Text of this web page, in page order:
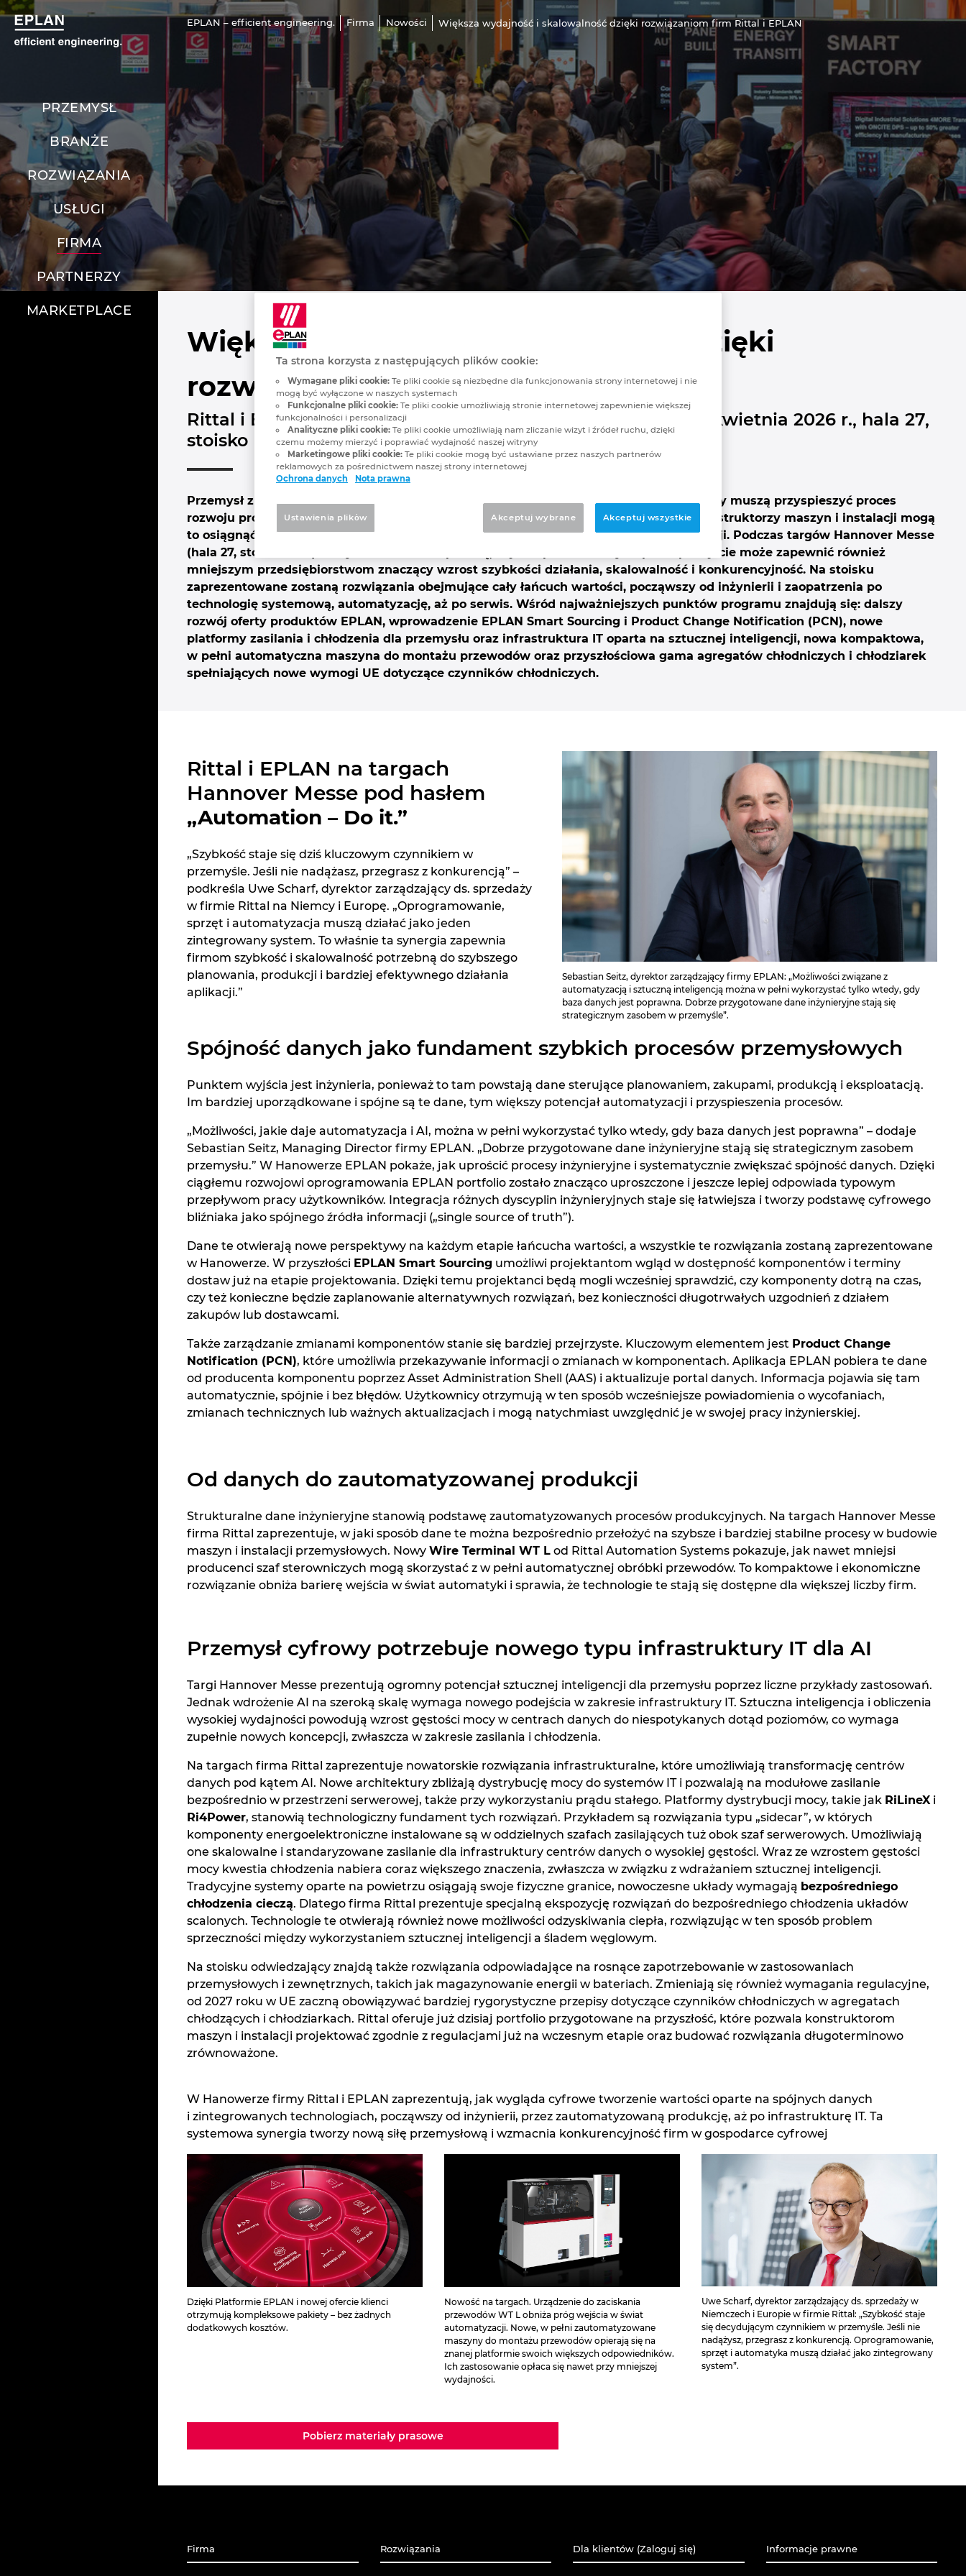
EPLAN – efficient engineering. Firma Nowości Większa wydajność i skalowalność dzięki rozwiązaniom firm Rittal i EPLAN
PRZEMYSŁ
BRANŻE
ROZWIĄZANIA
USŁUGI
FIRMA
PARTNERZY
MARKETPLACE
Większa wydajność i skalowalność dzięki
rozwiązaniom firm Rittal i EPLAN
Rittal i EPLAN na targach Hannover Messe w dniach 20–24 kwietnia 2026 r., hala 27,
stoisko D50.
Przemysł znajduje się dzisiaj pod ogromną presją. Aby utrzymać konkurencyjność, firmy muszą przyspieszyć proces
rozwoju produktów, obniżyć koszty produkcji i zapewnić wyraźną wartość dodaną. Konstruktorzy maszyn i instalacji mogą
to osiągnąć dzięki inteligentnemu połączeniu oprogramowania, , sprzętu i automatyzacji. Podczas targów Hannover Messe
(hala 27, stoisko D50) firmy Rittal i EPLAN pokażą, w jaki sposób to trzyetapowe podejście może zapewnić również
mniejszym przedsiębiorstwom znaczący wzrost szybkości działania, skalowalność i konkurencyjność. Na stoisku
zaprezentowane zostaną rozwiązania obejmujące cały łańcuch wartości, począwszy od inżynierii i zaopatrzenia po
technologię systemową, automatyzację, aż po serwis. Wśród najważniejszych punktów programu znajdują się: dalszy
rozwój oferty produktów EPLAN, wprowadzenie EPLAN Smart Sourcing i Product Change Notification (PCN), nowe
platformy zasilania i chłodzenia dla przemysłu oraz infrastruktura IT oparta na sztucznej inteligencji, nowa kompaktowa,
w pełni automatyczna maszyna do montażu przewodów oraz przyszłościowa gama agregatów chłodniczych i chłodziarek
spełniających nowe wymogi UE dotyczące czynników chłodniczych.
Sebastian Seitz, dyrektor zarządzający firmy EPLAN: „Możliwości związane z
automatyzacją i sztuczną inteligencją można w pełni wykorzystać tylko wtedy, gdy
baza danych jest poprawna. Dobrze przygotowane dane inżynieryjne stają się
strategicznym zasobem w przemyśle”.
Rittal i EPLAN na targach
Hannover Messe pod hasłem
„Automation – Do it.”
„Szybkość staje się dziś kluczowym czynnikiem w
przemyśle. Jeśli nie nadążasz, przegrasz z konkurencją” –
podkreśla Uwe Scharf, dyrektor zarządzający ds. sprzedaży
w firmie Rittal na Niemcy i Europę. „Oprogramowanie,
sprzęt i automatyzacja muszą działać jako jeden
zintegrowany system. To właśnie ta synergia zapewnia
firmom szybkość i skalowalność potrzebną do szybszego
planowania, produkcji i bardziej efektywnego działania
aplikacji.”
Spójność danych jako fundament szybkich procesów przemysłowych
Punktem wyjścia jest inżynieria, ponieważ to tam powstają dane sterujące planowaniem, zakupami, produkcją i eksploatacją.
Im bardziej uporządkowane i spójne są te dane, tym większy potencjał automatyzacji i przyspieszenia procesów.
„Możliwości, jakie daje automatyzacja i AI, można w pełni wykorzystać tylko wtedy, gdy baza danych jest poprawna” – dodaje
Sebastian Seitz, Managing Director firmy EPLAN. „Dobrze przygotowane dane inżynieryjne stają się strategicznym zasobem
przemysłu.” W Hanowerze EPLAN pokaże, jak uprościć procesy inżynieryjne i systematycznie zwiększać spójność danych. Dzięki
ciągłemu rozwojowi oprogramowania EPLAN portfolio zostało znacząco uproszczone i jeszcze lepiej odpowiada typowym
przepływom pracy użytkowników. Integracja różnych dyscyplin inżynieryjnych staje się łatwiejsza i tworzy podstawę cyfrowego
bliźniaka jako spójnego źródła informacji („single source of truth”).
Dane te otwierają nowe perspektywy na każdym etapie łańcucha wartości, a wszystkie te rozwiązania zostaną zaprezentowane
w Hanowerze. W przyszłości EPLAN Smart Sourcing umożliwi projektantom wgląd w dostępność komponentów i terminy
dostaw już na etapie projektowania. Dzięki temu projektanci będą mogli wcześniej sprawdzić, czy komponenty dotrą na czas,
czy też konieczne będzie zaplanowanie alternatywnych rozwiązań, bez konieczności długotrwałych uzgodnień z działem
zakupów lub dostawcami.
Także zarządzanie zmianami komponentów stanie się bardziej przejrzyste. Kluczowym elementem jest Product Change
Notification (PCN), które umożliwia przekazywanie informacji o zmianach w komponentach. Aplikacja EPLAN pobiera te dane
od producenta komponentu poprzez Asset Administration Shell (AAS) i aktualizuje portal danych. Informacja pojawia się tam
automatycznie, spójnie i bez błędów. Użytkownicy otrzymują w ten sposób wcześniejsze powiadomienia o wycofaniach,
zmianach technicznych lub ważnych aktualizacjach i mogą natychmiast uwzględnić je w swojej pracy inżynierskiej.
Od danych do zautomatyzowanej produkcji
Strukturalne dane inżynieryjne stanowią podstawę zautomatyzowanych procesów produkcyjnych. Na targach Hannover Messe
firma Rittal zaprezentuje, w jaki sposób dane te można bezpośrednio przełożyć na szybsze i bardziej stabilne procesy w budowie
maszyn i instalacji przemysłowych. Nowy Wire Terminal WT L od Rittal Automation Systems pokazuje, jak nawet mniejsi
producenci szaf sterowniczych mogą skorzystać z w pełni automatycznej obróbki przewodów. To kompaktowe i ekonomiczne
rozwiązanie obniża barierę wejścia w świat automatyki i sprawia, że technologie te stają się dostępne dla większej liczby firm.
Przemysł cyfrowy potrzebuje nowego typu infrastruktury IT dla AI
Targi Hannover Messe prezentują ogromny potencjał sztucznej inteligencji dla przemysłu poprzez liczne przykłady zastosowań.
Jednak wdrożenie AI na szeroką skalę wymaga nowego podejścia w zakresie infrastruktury IT. Sztuczna inteligencja i obliczenia
wysokiej wydajności powodują wzrost gęstości mocy w centrach danych do niespotykanych dotąd poziomów, co wymaga
zupełnie nowych koncepcji, zwłaszcza w zakresie zasilania i chłodzenia.
Na targach firma Rittal zaprezentuje nowatorskie rozwiązania infrastrukturalne, które umożliwiają transformację centrów
danych pod kątem AI. Nowe architektury zbliżają dystrybucję mocy do systemów IT i pozwalają na modułowe zasilanie
bezpośrednio w przestrzeni serwerowej, także przy wykorzystaniu prądu stałego. Platformy dystrybucji mocy, takie jak RiLineXi
Ri4Power, stanowią technologiczny fundament tych rozwiązań. Przykładem są rozwiązania typu „sidecar”, w których
komponenty energoelektroniczne instalowane są w oddzielnych szafach zasilających tuż obok szaf serwerowych. Umożliwiają
one skalowalne i standaryzowane zasilanie dla infrastruktury centrów danych o wysokiej gęstości. Wraz ze wzrostem gęstości
mocy kwestia chłodzenia nabiera coraz większego znaczenia, zwłaszcza w związku z wdrażaniem sztucznej inteligencji.
Tradycyjne systemy oparte na powietrzu osiągają swoje fizyczne granice, nowoczesne układy wymagają bezpośredniego
chłodzenia cieczą. Dlatego firma Rittal prezentuje specjalną ekspozycję rozwiązań do bezpośredniego chłodzenia układów
scalonych. Technologie te otwierają również nowe możliwości odzyskiwania ciepła, rozwiązując w ten sposób problem
sprzeczności między wykorzystaniem sztucznej inteligencji a śladem węglowym.
Na stoisku odwiedzający znajdą także rozwiązania odpowiadające na rosnące zapotrzebowanie w zastosowaniach
przemysłowych i zewnętrznych, takich jak magazynowanie energii w bateriach. Zmieniają się również wymagania regulacyjne,
od 2027 roku w UE zaczną obowiązywać bardziej rygorystyczne przepisy dotyczące czynników chłodniczych w agregatach
chłodzących i chłodziarkach. Rittal oferuje już dzisiaj portfolio przygotowane na przyszłość, które pozwala konstruktorom
maszyn i instalacji projektować zgodnie z regulacjami już na wczesnym etapie oraz budować rozwiązania długoterminowo
zrównoważone.
W Hanowerze firmy Rittal i EPLAN zaprezentują, jak wygląda cyfrowe tworzenie wartości oparte na spójnych danych
i zintegrowanych technologiach, począwszy od inżynierii, przez zautomatyzowaną produkcję, aż po infrastrukturę IT. Ta
systemowa synergia tworzy nową siłę przemysłową i wzmacnia konkurencyjność firm w gospodarce cyfrowej
Dzięki Platformie EPLAN i nowej ofercie klienci
otrzymują kompleksowe pakiety – bez żadnych
dodatkowych kosztów.
Nowość na targach. Urządzenie do zaciskania
przewodów WT L obniża próg wejścia w świat
automatyzacji. Nowe, w pełni zautomatyzowane
maszyny do montażu przewodów opierają się na
znanej platformie swoich większych odpowiedników.
Ich zastosowanie opłaca się nawet przy mniejszej
wydajności.
Uwe Scharf, dyrektor zarządzający ds. sprzedaży w
Niemczech i Europie w firmie Rittal: „Szybkość staje
się decydującym czynnikiem w przemyśle. Jeśli nie
nadążysz, przegrasz z konkurencją. Oprogramowanie,
sprzęt i automatyka muszą działać jako zintegrowany
system”.
Pobierz materiały prasowe
Firma Rozwiązania Dla klientów (Zaloguj się) Informacje prawne
Ta strona korzysta z następujących plików cookie:
Wymagane pliki cookie: Te pliki cookie są niezbędne dla funkcjonowania strony internetowej i nie
mogą być wyłączone w naszych systemach
Funkcjonalne pliki cookie: Te pliki cookie umożliwiają stronie internetowej zapewnienie większej
funkcjonalności i personalizacji
Analityczne pliki cookie: Te pliki cookie umożliwiają nam zliczanie wizyt i źródeł ruchu, dzięki
czemu możemy mierzyć i poprawiać wydajność naszej witryny
Marketingowe pliki cookie: Te pliki cookie mogą być ustawiane przez naszych partnerów
reklamowych za pośrednictwem naszej strony internetowej
Ochrona danych
Nota prawna
Akceptuj wybrane Akceptuj wszystkie
Ustawienia plikὀw